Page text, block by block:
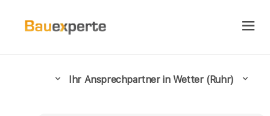
Ihr Ansprechpartner in Wetter (Ruhr)